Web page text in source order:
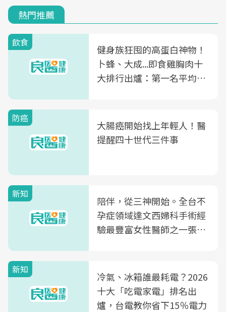
熱門推薦
飲食
健身族狂囤的高蛋白神物！
卜蜂、大成...即食雞胸肉十
大排行出爐：第一名平均一
防癌
大腸癌開始找上年輕人！醫
提醒四十世代三件事
新知
陪伴，從三神開始。全台不
孕症領域達文西婦科手術經
驗最豐富女性醫師之一張永
光田醫院建構360度女性健
康照護生態圈
新知
冷氣、冰箱誰最耗電？2026
十大「吃電家電」排名出
爐，台電教你省下15％電力